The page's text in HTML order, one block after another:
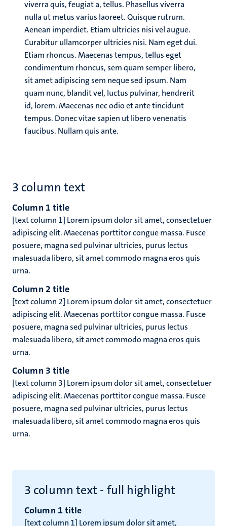
viverra quis, feugiat a, tellus. Phasellus viverra
nulla ut metus varius laoreet. Quisque rutrum.
Aenean imperdiet. Etiam ultricies nisi vel augue.
Curabitur ullamcorper ultricies nisi. Nam eget dui.
Etiam rhoncus. Maecenas tempus, tellus eget
condimentum rhoncus, sem quam semper libero,
sit amet adipiscing sem neque sed ipsum. Nam
quam nunc, blandit vel, luctus pulvinar, hendrerit
id, lorem. Maecenas nec odio et ante tincidunt
tempus. Donec vitae sapien ut libero venenatis
faucibus. Nullam quis ante.
3 column text
Column 1 title
[text column 1] Lorem ipsum dolor sit amet, consectetuer
adipiscing elit. Maecenas porttitor congue massa. Fusce
posuere, magna sed pulvinar ultricies, purus lectus
malesuada libero, sit amet commodo magna eros quis
urna.
Column 2 title
[text column 2] Lorem ipsum dolor sit amet, consectetuer
adipiscing elit. Maecenas porttitor congue massa. Fusce
posuere, magna sed pulvinar ultricies, purus lectus
malesuada libero, sit amet commodo magna eros quis
urna.
Column 3 title
[text column 3] Lorem ipsum dolor sit amet, consectetuer
adipiscing elit. Maecenas porttitor congue massa. Fusce
posuere, magna sed pulvinar ultricies, purus lectus
malesuada libero, sit amet commodo magna eros quis
urna.
3 column text - full highlight
Column 1 title
[text column 1] Lorem ipsum dolor sit amet,